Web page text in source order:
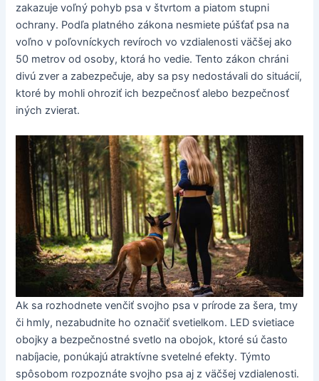
zakazuje voľný pohyb psa v štvrtom a piatom stupni
ochrany. Podľa platného zákona nesmiete púšťať psa na
voľno v poľovníckych revíroch vo vzdialenosti väčšej ako
50 metrov od osoby, ktorá ho vedie. Tento zákon chráni
divú zver a zabezpečuje, aby sa psy nedostávali do situácií,
ktoré by mohli ohroziť ich bezpečnosť alebo bezpečnosť
iných zvierat.
Ak sa rozhodnete venčiť svojho psa v prírode za šera, tmy
či hmly, nezabudnite ho označiť svetielkom. LED svietiace
obojky a bezpečnostné svetlo na obojok, ktoré sú často
nabíjacie, ponúkajú atraktívne svetelné efekty. Týmto
spôsobom rozpoznáte svojho psa aj z väčšej vzdialenosti.